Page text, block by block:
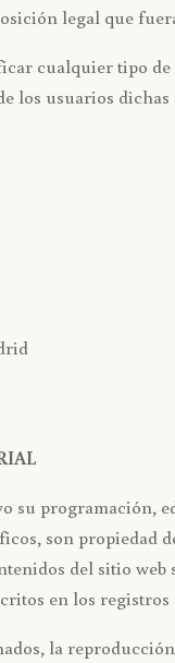
legal que
cualquier tipo
los usuarios
programación,
son propiedad
del sitio
en los
la